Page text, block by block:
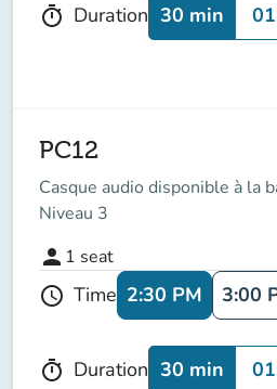
timer Duration 30 min
PC12
Casque audio disponible à la
Niveau 3
person 1 seat
schedule Time 2:30 PM 3:00
timer Duration 30 min